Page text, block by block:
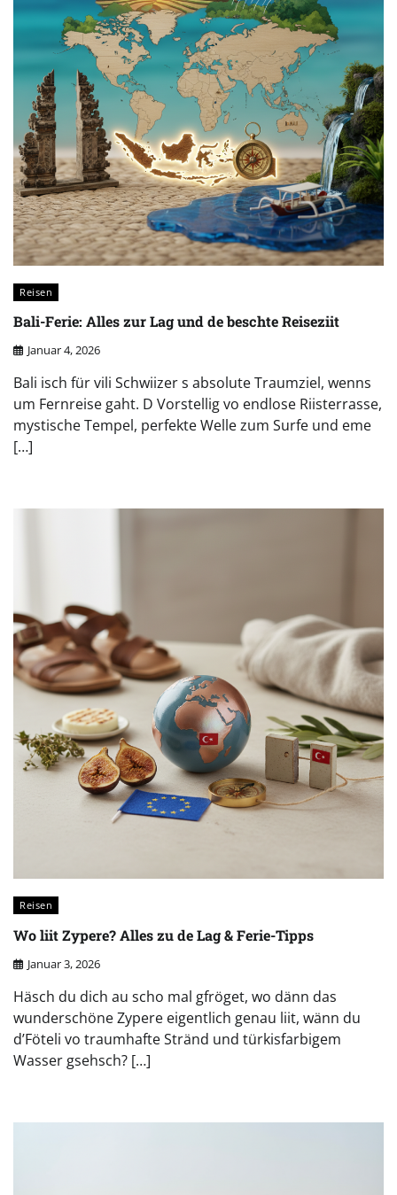
Reisen
Bali-Ferie: Alles zur Lag und de beschte Reiseziit
Januar 4, 2026
Bali isch für vili Schwiizer s absolute Traumziel, wenns
um Fernreise gaht. D Vorstellig vo endlose Riisterrasse,
mystische Tempel, perfekte Welle zum Surfe und eme
[…]
Reisen
Wo liit Zypere? Alles zu de Lag & Ferie-Tipps
Januar 3, 2026
Häsch du dich au scho mal gfröget, wo dänn das
wunderschöne Zypere eigentlich genau liit, wänn du
d’Föteli vo traumhafte Stränd und türkisfarbigem
Wasser gsehsch? […]